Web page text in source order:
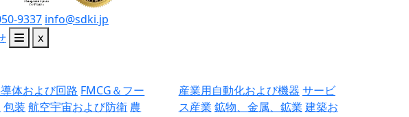
9337 info@sdki.jp
x
体および回路 FMCG＆フー
包装 航空宇宙および防衛 農
産業用自動化および機器 サービ
ス産業 鉱物、金属、鉱業 建築お